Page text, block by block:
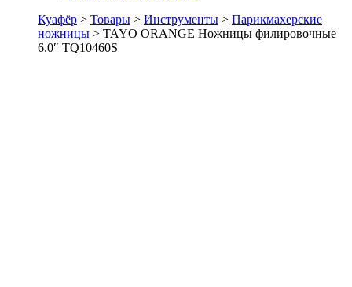
Куафёр > Товары > Инструменты > Парикмахерские
ножницы > TAYO ORANGE Ножницы филировочные
6.0″ TQ10460S